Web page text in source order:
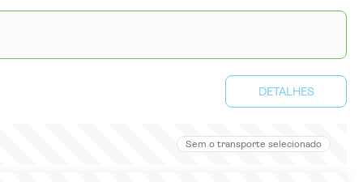
DETALHES
Sem o transporte selecionado